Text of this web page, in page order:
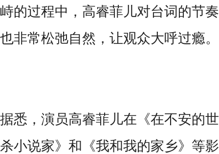
峙的过程中，高睿菲儿对台词的节
也非常松弛自然，让观众大呼过瘾。
据悉，演员高睿菲儿在《在不安的
杀小说家》和《我和我的家乡》等